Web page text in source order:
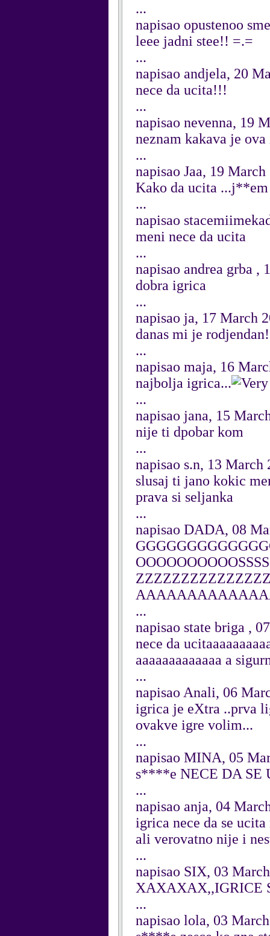
...
napisao opustenoo
leee jadni stee!! =.=
...
napisao andjela, 20
nece da ucita!!!
...
napisao nevenna, 19
neznam kakava je
...
napisao Jaa, 19 March
Kako da ucita
...
napisao
meni nece da ucita
...
napisao andrea grba ,
dobra igrica
...
napisao ja, 17 March
danas mi je
...
napisao maja, 16
najbolja igrica...
...
napisao jana, 15
nije ti dpobar kom
...
napisao s.n, 13 March
slusaj ti jano kokic
prava si seljanka
...
napisao DADA, 08
...
napisao state briga ,
nece da
aaaaaaaaaaaaa a
...
napisao Anali, 06
igrica je eXtra ..prva
ovakve igre volim...
...
napisao MINA, 05
s****e NECE DA SE
...
napisao anja, 04
igrica nece da se
ali verovatno nije i
...
napisao SIX, 03
XAXAXAX,,IGRICE
...
napisao lola, 03